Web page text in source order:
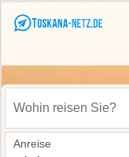
Wohin reisen Sie?
Anreise